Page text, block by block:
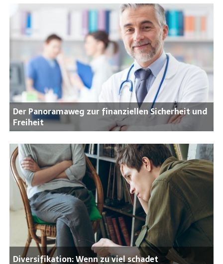
Der Panoramaweg zur finanziellen Sicherheit und
Freiheit
Diversifikation: Wenn zu viel schadet